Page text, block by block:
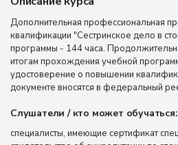
Дополнительная профессиональная
квалификации "Сестринское дело в
программы - 144 часа.
итогам прохождения учебной
удостоверение о повышении
документе вносятся в федеральный
Слушатели / кто может обучаться:
специалисты, имеющие сертификат